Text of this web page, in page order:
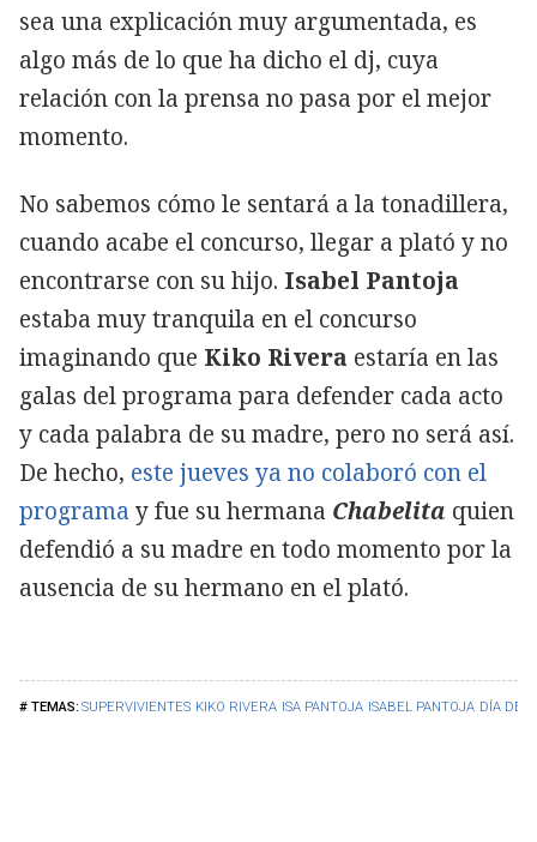
SUPERVIVIENTES KIKO RIVERA ISA PANTOJA ISABEL PANTOJA DÍA DE
sea una explicación muy argumentada, es
algo más de lo que ha dicho el dj, cuya
relación con la prensa no pasa por el mejor
momento.
No sabemos cómo le sentará a la tonadillera,
cuando acabe el concurso, llegar a plató y no
encontrarse con su hijo. Isabel Pantoja
estaba muy tranquila en el concurso
imaginando que Kiko Rivera estaría en las
galas del programa para defender cada acto
y cada palabra de su madre, pero no será así.
De hecho, este jueves ya no colaboró con el
programa y fue su hermana Chabelita quien
defendió a su madre en todo momento por la
ausencia de su hermano en el plató.